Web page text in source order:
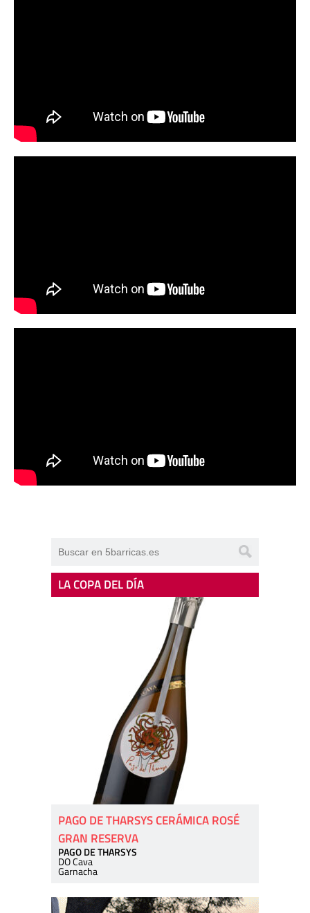
LA COPA DEL DÍA
PAGO DE THARSYS CERÁMICA ROSÉ
GRAN RESERVA
PAGO DE THARSYS
DO Cava
Garnacha